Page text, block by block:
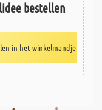
bestellen
in het winkelmandje